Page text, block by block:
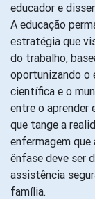
educador e
A educação
estratégia que
do trabalho,
oportunizando o
científica e o
entre o aprender
que tange a
enfermagem
ênfase deve ser
assistência
família.